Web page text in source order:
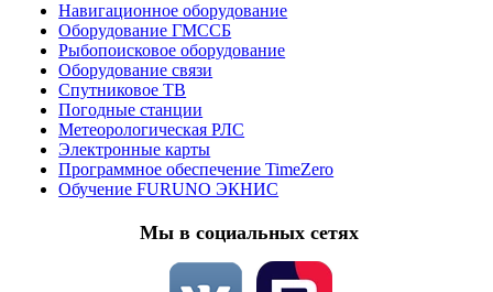
Навигационное оборудование
Оборудование ГМССБ
Рыбопоисковое оборудование
Оборудование связи
Спутниковое ТВ
Погодные станции
Метеорологическая РЛС
Электронные карты
Программное обеспечение TimeZero
Обучение FURUNO ЭКНИС
Мы в социальных сетях